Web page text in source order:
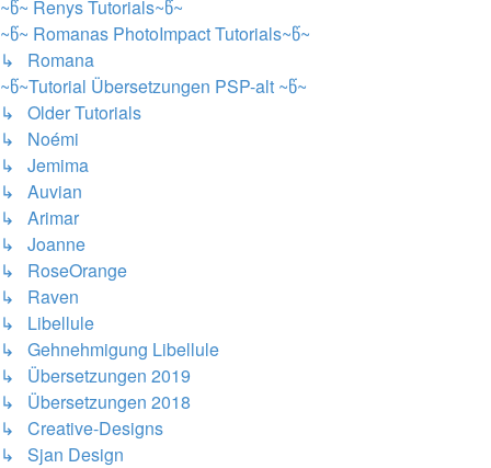
~წ~ Renys Tutorials~წ~
~წ~ Romanas PhotoImpact Tutorials~წ~
↳ Romana
~წ~Tutorial Übersetzungen PSP-alt ~წ~
↳ Older Tutorials
↳ Noémi
↳ Jemima
↳ Auvian
↳ Arimar
↳ Joanne
↳ RoseOrange
↳ Raven
↳ Libellule
↳ Gehnehmigung Libellule
↳ Übersetzungen 2019
↳ Übersetzungen 2018
↳ Creative-Designs
↳ Sjan Design